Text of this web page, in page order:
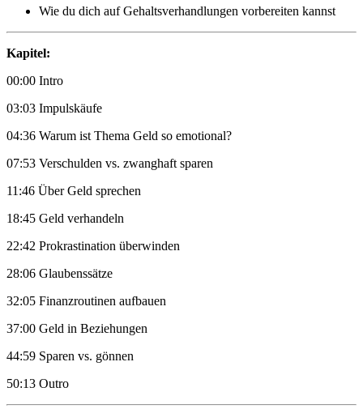
Wie du dich auf Gehaltsverhandlungen vorbereiten kannst
Kapitel:
00:00 Intro
03:03 Impulskäufe
04:36 Warum ist Thema Geld so emotional?
07:53 Verschulden vs. zwanghaft sparen
11:46 Über Geld sprechen
18:45 Geld verhandeln
22:42 Prokrastination überwinden
28:06 Glaubenssätze
32:05 Finanzroutinen aufbauen
37:00 Geld in Beziehungen
44:59 Sparen vs. gönnen
50:13 Outro